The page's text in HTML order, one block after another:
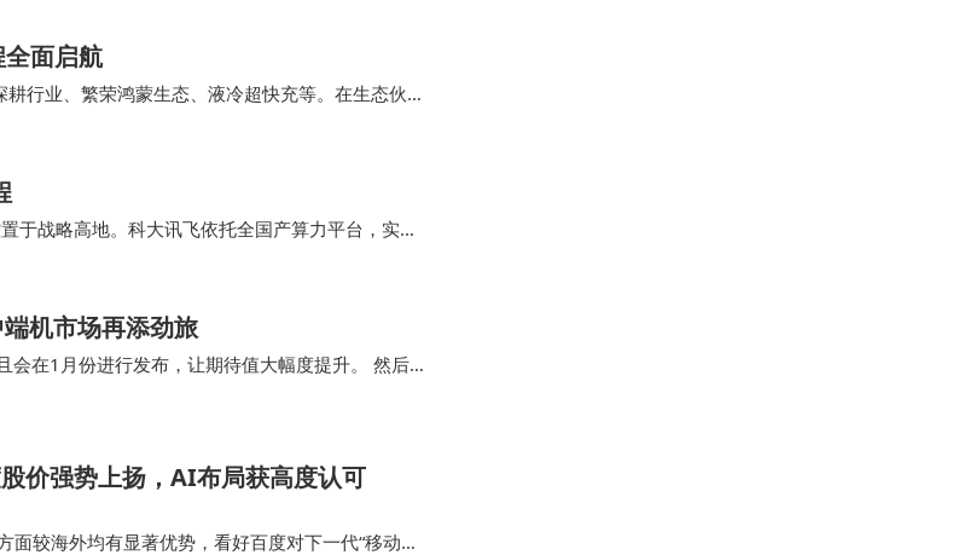
面启航
行业、繁荣鸿蒙生态、液冷超快充等。在生态伙伴
3600万； ………
于战略高地。科大讯飞依托全国产算力平台，实现
AI领域锐意创新与精心打磨…
机市场再添劲旅
在1月份进行发布，让期待值大幅度提升。 然后性
价强势上扬，AI布局获高度认可
较海外均有显著优势，看好百度对下一代“移动生